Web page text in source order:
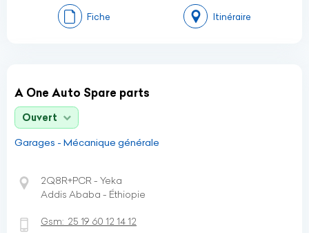
Fiche Itinéraire
A One Auto Spare parts
Ouvert
Garages - Mécanique générale
2Q8R+PCR - Yeka
Addis Ababa - Éthiopie
Gsm: 25 19 60 12 14 12